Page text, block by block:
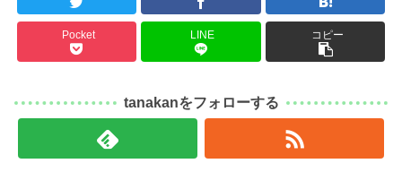
Pocket LINE コピー
tanakanをフォローする